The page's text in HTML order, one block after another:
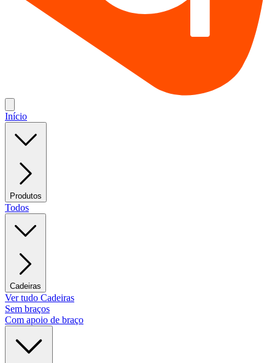
Início
Produtos
Todos
Cadeiras
Ver tudo Cadeiras
Sem braços
Com apoio de braço